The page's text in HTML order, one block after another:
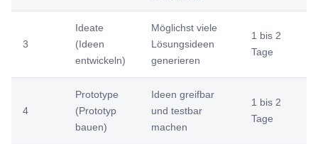
3
Ideate
(Ideen
entwickeln)
Möglichst viele
Lösungsideen
generieren
1 bis 2
Tage
4
Prototype
(Prototyp
bauen)
Ideen greifbar
und testbar
machen
1 bis 2
Tage